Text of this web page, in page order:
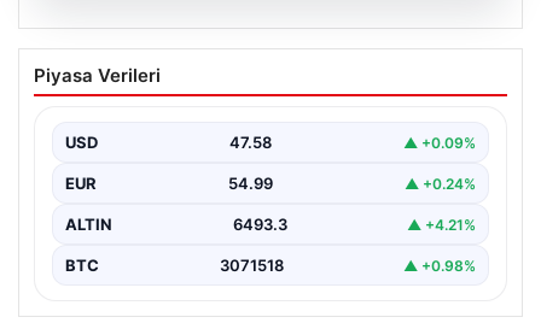
05.08.2026
Adli kontrolle serbest bırakılan gazeteci
Can Bursalı’nın X hesabına erişim engeli
Engeli Kaldırıldıktan Sonra Yeniden Kısıtlama”,
“content”: “…
Piyasa Verileri
USD 47.58 ▲ +0.09%
EUR 54.99 ▲ +0.24%
ALTIN 6493.3 ▲ +4.21%
BTC 3071518 ▲ +0.98%